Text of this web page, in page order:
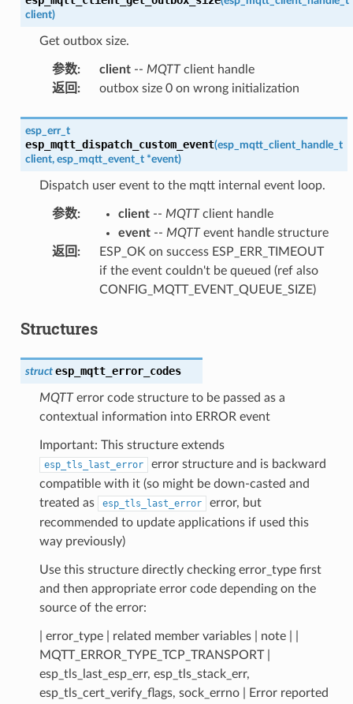
client)
Get outbox size.
参数: client-- MQTTclient handle
返回 : outbox size 0 on wrong initialization
esp_err_t
esp_mqtt_dispatch_custom_event(esp_mqtt_client_handle_t
client, esp_mqtt_event_t *event)
Dispatch user event to the mqtt internal event loop.
参数: client-- MQTTclient handle
event-- MQTTevent handle structure
返回 :
ESP_OK on success ESP_ERR_TIMEOUT
if the event couldn't be queued (ref also
CONFIG_MQTT_EVENT_QUEUE_SIZE)
Structures
struct esp_mqtt_error_codes
MQTTerror code structure to be passed as a
contextual information into ERROR event
Important: This structure extends
esp_tls_last_error
error structure and is backward
compatible with it (so might be down-casted and
treated as
esp_tls_last_error
error, but
recommended to update applications if used this
way previously)
Use this structure directly checking error_type first
and then appropriate error code depending on the
source of the error:
| error_type | related member variables | note | |
MQTT_ERROR_TYPE_TCP_TRANSPORT |
esp_tls_last_esp_err, esp_tls_stack_err,
esp_tls_cert_verify_flags, sock_errno | Error reported